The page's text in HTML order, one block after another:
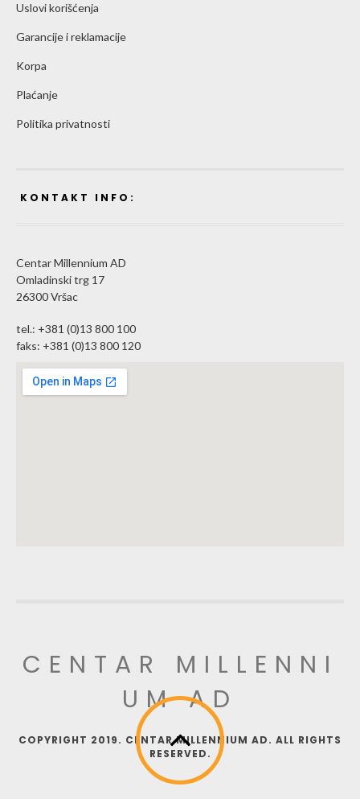
Uslovi korišćenja
Garancije i reklamacije
Korpa
Plaćanje
Politika privatnosti
KONTAKT INFO:
Centar Millennium AD
Omladinski trg 17
26300 Vršac
tel.: +381 (0)13 800 100
faks: +381 (0)13 800 120
CENTAR MILLENNI
UM AD
COPYRIGHT 2019. CENTAR MILLENNIUM AD. ALL RIGHTS
RESERVED.